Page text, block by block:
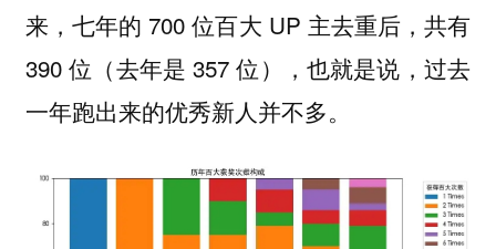
来，七年的 700 位百大 UP 主去重后，共有
390 位（去年是 357 位），也就是说，过去
一年跑出来的优秀新人并不多。